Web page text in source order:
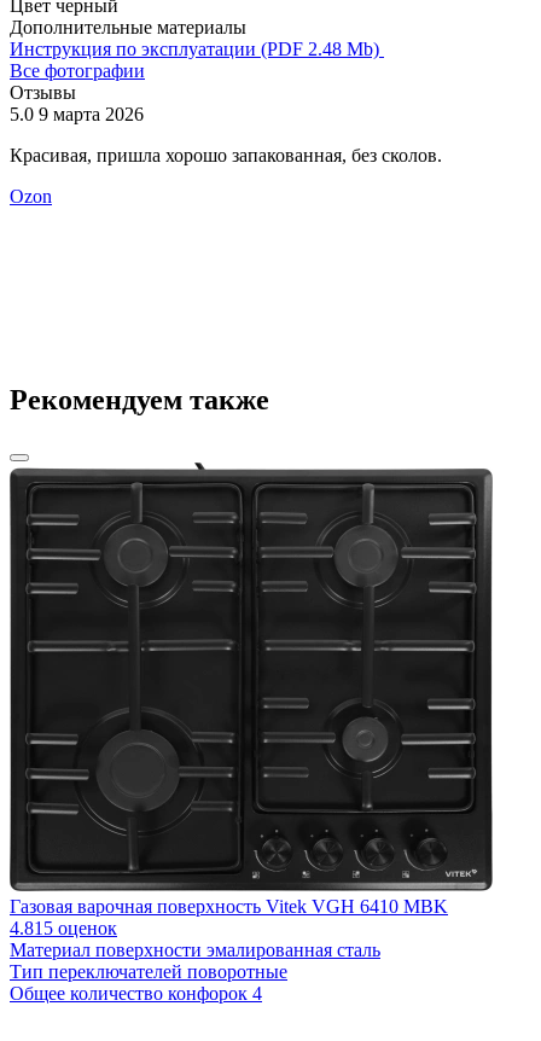
Цвет черный
Дополнительные материалы
Инструкция по эксплуатации (PDF 2.48 Mb)
Все фотографии
Отзывы
5.0 9 марта 2026
Красивая, пришла хорошо запакованная, без сколов.
Ozon
Рекомендуем также
Газовая варочная поверхность Vitek VGH 6410 MBK
4.815 оценок
Материал поверхности эмалированная сталь
Тип переключателей поворотные
Общее количество конфорок 4